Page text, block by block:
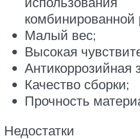
комбинированной
Малый вес;
Высокая
Антикоррозийная
Качество сборки;
Прочность
Недостатки